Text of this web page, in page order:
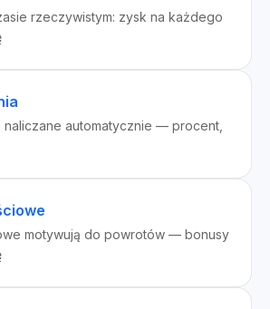
rzeczywistym: zysk na każdego
automatycznie — procent,
motywują do powrotów — bonusy